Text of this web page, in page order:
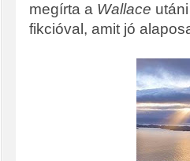
megírta a Wallace
fikcióval, amit jó